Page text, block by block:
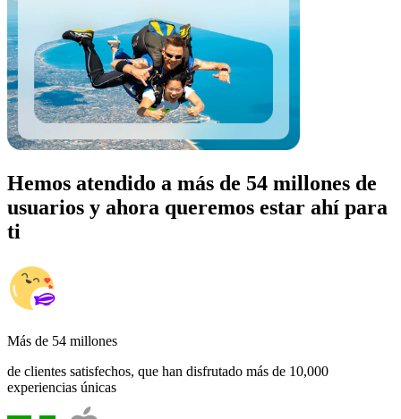
Hemos atendido a más de 54 millones de
usuarios y ahora queremos estar ahí para
ti
Más de 54 millones
de clientes satisfechos, que han disfrutado más de 10,000
experiencias únicas